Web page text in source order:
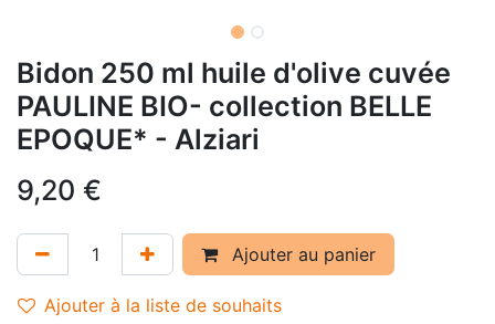
Bidon 250 ml huile d'olive cuvée
PAULINE BIO- collection BELLE
EPOQUE* - Alziari
9,20 €
Ajouter au panier
Ajouter à la liste de souhaits